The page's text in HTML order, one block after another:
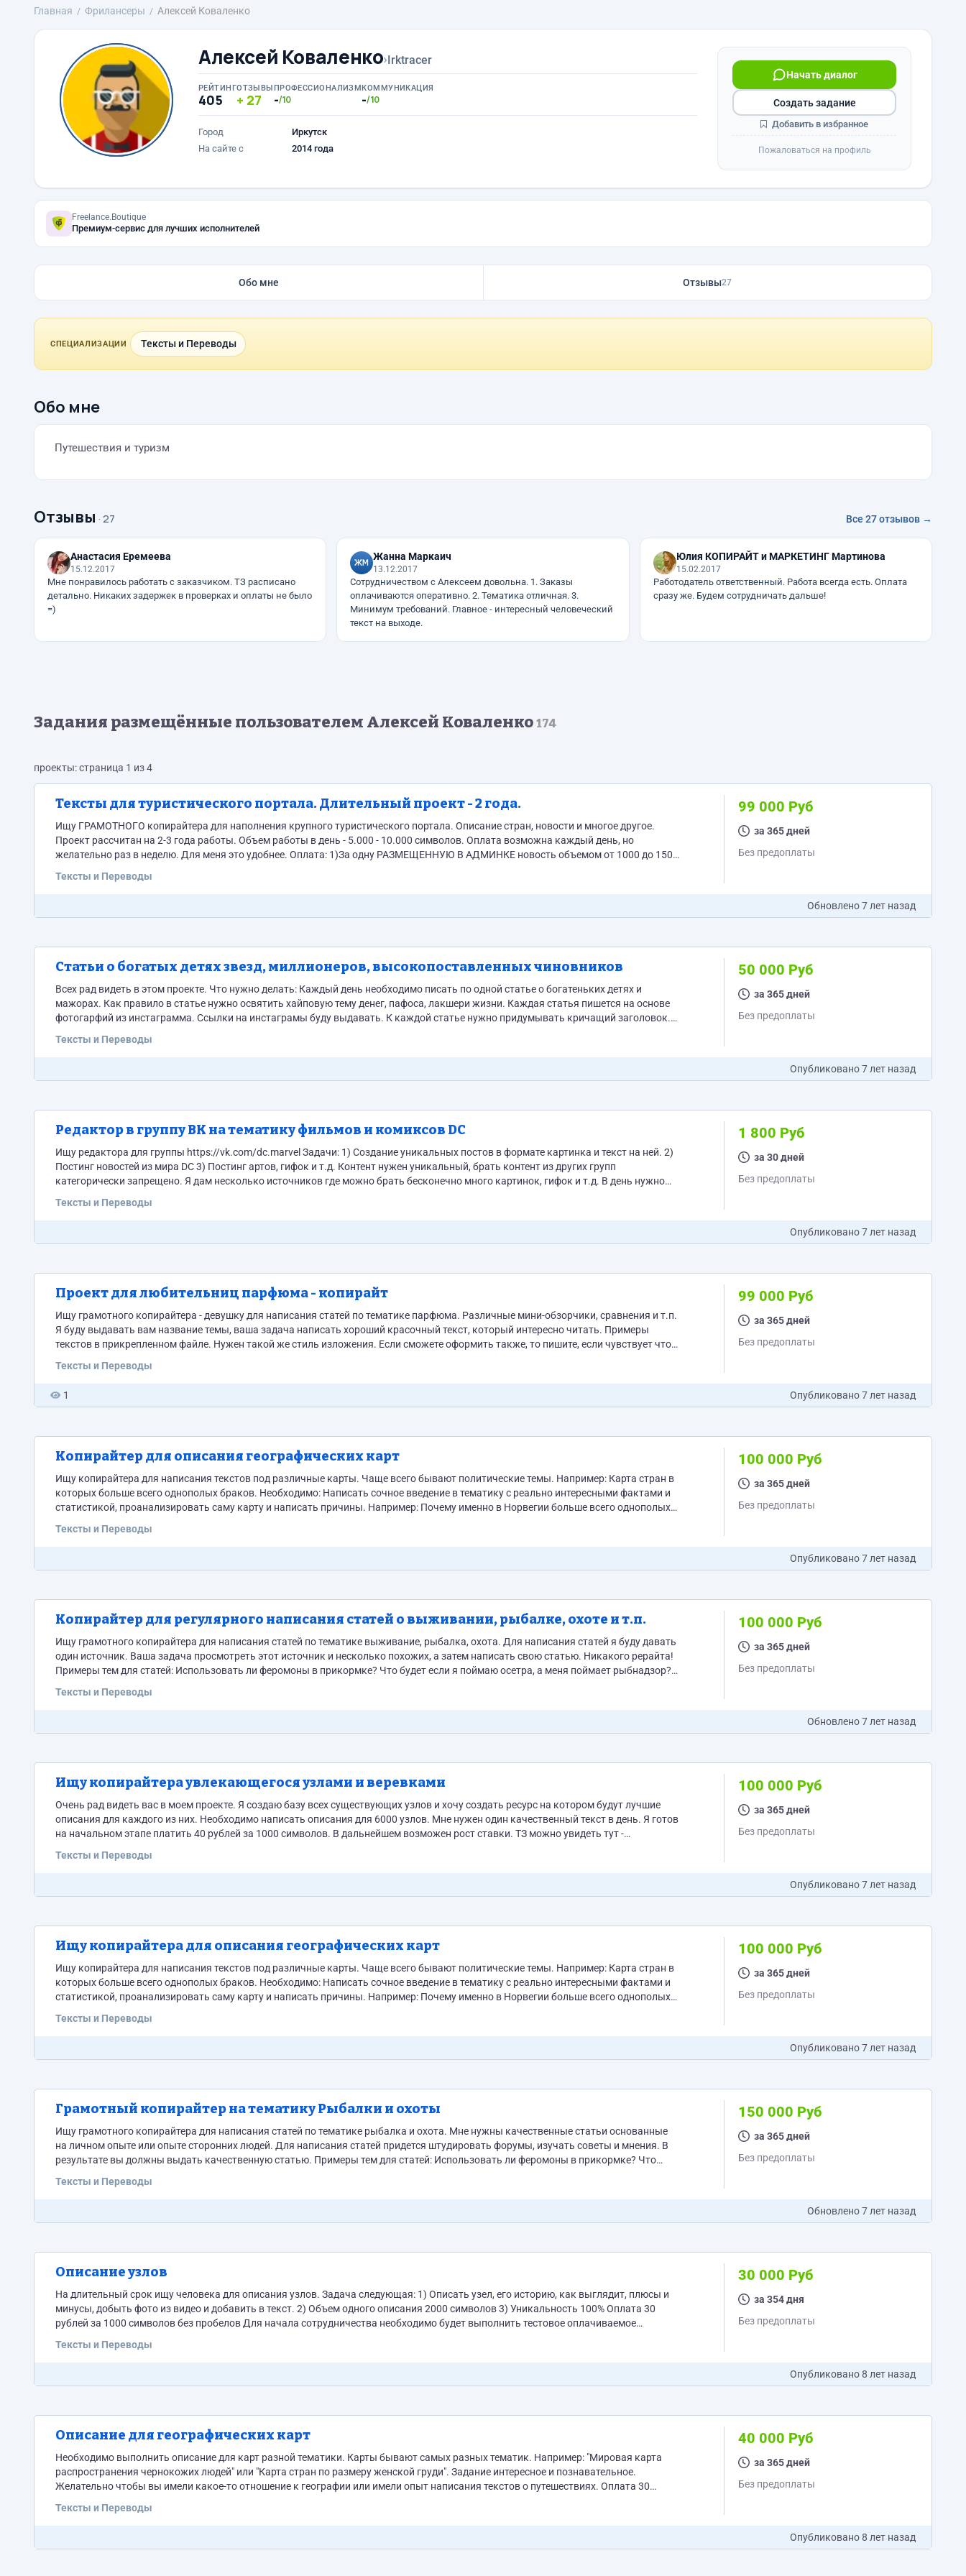
Главная Фрилансеры Алексей Коваленко
Алексей Коваленко›Irktracer
РЕЙТИНГ
405
ОТЗЫВЫ
27
ПРОФЕССИОНАЛИЗМ
-/10
КОММУНИКАЦИЯ
-/10
Город
Иркутск
На сайте с
2014 года
Начать диалог
Создать задание
Добавить в избранное
Пожаловаться на профиль
Freelance.Boutique
Премиум-сервис для лучших исполнителей
Обо мне Отзывы27
СПЕЦИАЛИЗАЦИИ Тексты и Переводы
Обо мне
Путешествия и туризм
Отзывы · 27 Все 27 отзывов →
Анастасия Еремеева
15.12.2017
Мне понравилось работать с заказчиком. ТЗ расписано
детально. Никаких задержек в проверках и оплаты не было
=)
Жанна Маркаич
13.12.2017
Сотрудничеством с Алексеем довольна. 1. Заказы
оплачиваются оперативно. 2. Тематика отличная. 3.
Минимум требований. Главное - интересный человеческий
текст на выходе.
Юлия КОПИРАЙТ и МАРКЕТИНГ Мартинова
15.02.2017
Работодатель ответственный. Работа всегда есть. Оплата
сразу же. Будем сотрудничать дальше!
Задания размещённые пользователем Алексей Коваленко 174
проекты: страница 1 из 4
Тексты для туристического портала. Длительный проект - 2 года.
Ищу ГРАМОТНОГО копирайтера для наполнения крупного туристического портала. Описание стран, новости и многое другое.
Проект рассчитан на 2-3 года работы. Объем работы в день - 5.000 - 10.000 символов. Оплата возможна каждый день, но
желательно раз в неделю. Для меня это удобнее. Оплата: 1)За одну РАЗМЕЩЕННУЮ В АДМИНКЕ новость объемом от 1000 до 1500
Тексты и Переводы
99 000 Руб
за 365 дней
Без предоплаты
Обновлено7 лет назад
Статьи о богатых детях звезд, миллионеров, высокопоставленных чиновников
Всех рад видеть в этом проекте. Что нужно делать: Каждый день необходимо писать по одной статье о богатеньких детях и
мажорах. Как правило в статье нужно освятить хайповую тему денег, пафоса, лакшери жизни. Каждая статья пишется на основе
фотогарфий из инстаграмма. Ссылки на инстаграмы буду выдавать. К каждой статье нужно придумывать кричащий заголовок.
Тексты и Переводы
50 000 Руб
за 365 дней
Без предоплаты
Опубликовано7 лет назад
Редактор в группу ВК на тематику фильмов и комиксов DC
Ищу редактора для группы https://vk.com/dc.marvel Задачи: 1) Создание уникальных постов в формате картинка и текст на ней. 2)
Постинг новостей из мира DC 3) Постинг артов, гифок и т.д. Контент нужен уникальный, брать контент из других групп
категорически запрещено. Я дам несколько источников где можно брать бесконечно много картинок, гифок и т.д. В день нужно
Тексты и Переводы
1 800 Руб
за 30 дней
Без предоплаты
Опубликовано7 лет назад
Проект для любительниц парфюма - копирайт
Ищу грамотного копирайтера - девушку для написания статей по тематике парфюма. Различные мини-обзорчики, сравнения и т.п.
Я буду выдавать вам название темы, ваша задача написать хороший красочный текст, который интересно читать. Примеры
текстов в прикрепленном файле. Нужен такой же стиль изложения. Если сможете оформить также, то пишите, если чувствует что
Тексты и Переводы
99 000 Руб
за 365 дней
Без предоплаты
1 Опубликовано7 лет назад
Копирайтер для описания географических карт
Ищу копирайтера для написания текстов под различные карты. Чаще всего бывают политические темы. Например: Карта стран в
которых больше всего однополых браков. Необходимо: Написать сочное введение в тематику с реально интересными фактами и
статистикой, проанализировать саму карту и написать причины. Например: Почему именно в Норвегии больше всего однополых
Желательно...
Тексты и Переводы
100 000 Руб
за 365 дней
Без предоплаты
Опубликовано7 лет назад
Копирайтер для регулярного написания статей о выживании, рыбалке, охоте и т.п.
Ищу грамотного копирайтера для написания статей по тематике выживание, рыбалка, охота. Для написания статей я буду давать
один источник. Ваша задача просмотреть этот источник и несколько похожих, а затем написать свою статью. Никакого рерайта!
Примеры тем для статей: Использовать ли феромоны в прикормке? Что будет если я поймаю осетра, а меня поймает рыбнадзор?
Тексты и Переводы
100 000 Руб
за 365 дней
Без предоплаты
Обновлено7 лет назад
Ищу копирайтера увлекающегося узлами и веревками
Очень рад видеть вас в моем проекте. Я создаю базу всех существующих узлов и хочу создать ресурс на котором будут лучшие
описания для каждого из них. Необходимо написать описания для 6000 узлов. Мне нужен один качественный текст в день. Я готов
на начальном этапе платить 40 рублей за 1000 символов. В дальнейшем возможен рост ставки. ТЗ можно увидеть тут -
Тексты и Переводы
100 000 Руб
за 365 дней
Без предоплаты
Опубликовано7 лет назад
Ищу копирайтера для описания географических карт
Ищу копирайтера для написания текстов под различные карты. Чаще всего бывают политические темы. Например: Карта стран в
которых больше всего однополых браков. Необходимо: Написать сочное введение в тематику с реально интересными фактами и
статистикой, проанализировать саму карту и написать причины. Например: Почему именно в Норвегии больше всего однополых
Желательно...
Тексты и Переводы
100 000 Руб
за 365 дней
Без предоплаты
Опубликовано7 лет назад
Грамотный копирайтер на тематику Рыбалки и охоты
Ищу грамотного копирайтера для написания статей по тематике рыбалка и охота. Мне нужны качественные статьи основанные
на личном опыте или опыте сторонних людей. Для написания статей придется штудировать форумы, изучать советы и мнения. В
результате вы должны выдать качественную статью. Примеры тем для статей: Использовать ли феромоны в прикормке? Что
Тексты и Переводы
150 000 Руб
за 365 дней
Без предоплаты
Обновлено7 лет назад
Описание узлов
На длительный срок ищу человека для описания узлов. Задача следующая: 1) Описать узел, его историю, как выглядит, плюсы и
минусы, добыть фото из видео и добавить в текст. 2) Объем одного описания 2000 символов 3) Уникальность 100% Оплата 30
рублей за 1000 символов без пробелов Для начала сотрудничества необходимо будет выполнить тестовое оплачиваемое
Тексты и Переводы
30 000 Руб
за 354 дня
Без предоплаты
Опубликовано8 лет назад
Описание для географических карт
Необходимо выполнить описание для карт разной тематики. Карты бывают самых разных тематик. Например: "Мировая карта
распространения чернокожих людей" или "Карта стран по размеру женской груди". Задание интересное и познавательное.
Желательно чтобы вы имели какое-то отношение к географии или имели опыт написания текстов о путешествиях. Оплата 30
Тексты и Переводы
40 000 Руб
за 365 дней
Без предоплаты
Опубликовано8 лет назад